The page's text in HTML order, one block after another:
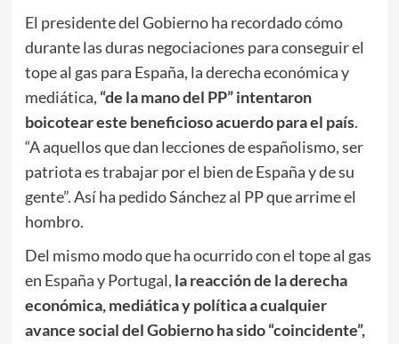
El presidente del Gobierno ha recordado cómo
durante las duras negociaciones para conseguir el
tope al gas para España, la derecha económica y
mediática, “de la mano del PP” intentaron
boicotear este beneficioso acuerdo para el país.
“A aquellos que dan lecciones de españolismo, ser
patriota es trabajar por el bien de España y de su
gente”. Así ha pedido Sánchez al PP que arrime el
hombro.
Del mismo modo que ha ocurrido con el tope al gas
en España y Portugal, la reacción de la derecha
económica, mediática y política a cualquier
avance social del Gobierno ha sido “coincidente”,